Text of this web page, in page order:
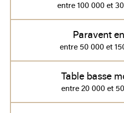
entre 100 000 et
Paravent
entre 50 000 et
Table basse
entre 20 000 et